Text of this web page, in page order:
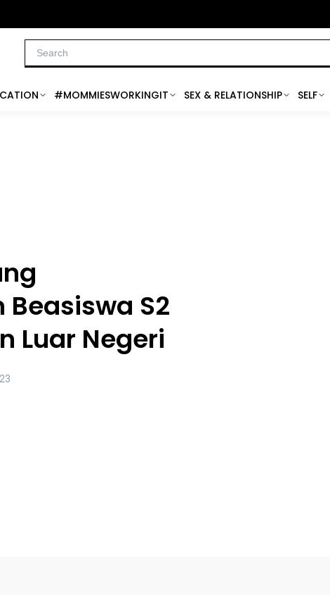
#MOMMIESWORKINGIT SEX & RELATIONSHIP SELF
S2
Luar Negeri